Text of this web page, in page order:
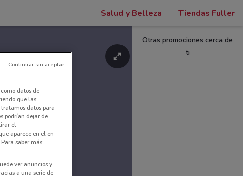
Salud y Belleza Tiendas Fuller
Otras promociones cerca de
ti
datos de
que las
tratamos datos para
podrían dejar de
el
aparece en el en
saber más,
ver anuncios y
a una serie de
Continuar sin aceptar